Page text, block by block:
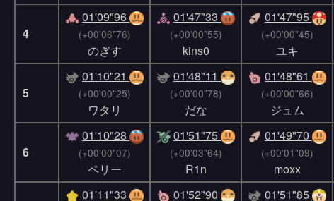
4
01'09"96
(+00'06"76)
のぎす
01'47"33
(+00'00"55)
kins0
01'47"95
(+00'00"45)
ユキ
5
01'10"21
(+00'00"25)
ワタリ
01'48"11
(+00'00"78)
だな
01'48"61
(+00'00"66)
ジュム
6
01'10"28
(+00'00"07)
ペリー
01'51"75
(+00'03"64)
R1n
01'49"70
(+00'01"09)
moxx
01'11"33
01'52"90 01'51"85